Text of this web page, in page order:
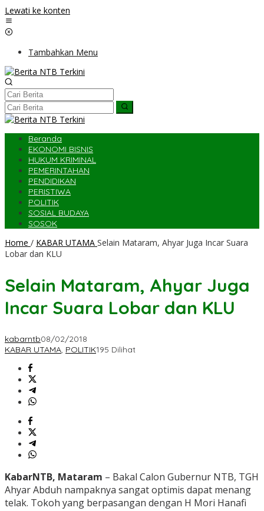
Lewati ke konten
Tambahkan Menu
Beranda
EKONOMI BISNIS
HUKUM KRIMINAL
PEMERINTAHAN
PENDIDIKAN
PERISTIWA
POLITIK
SOSIAL BUDAYA
SOSOK
Home / KABAR UTAMA Selain Mataram, Ahyar Juga Incar Suara
Lobar dan KLU
Selain Mataram, Ahyar Juga
Incar Suara Lobar dan KLU
kabarntb08/02/2018
KABAR UTAMA, POLITIK195 Dilihat
KabarNTB, Mataram – Bakal Calon Gubernur NTB, TGH
Ahyar Abduh nampaknya sangat optimis dapat menang
telak. Tokoh yang berpasangan dengan H Mori Hanafi